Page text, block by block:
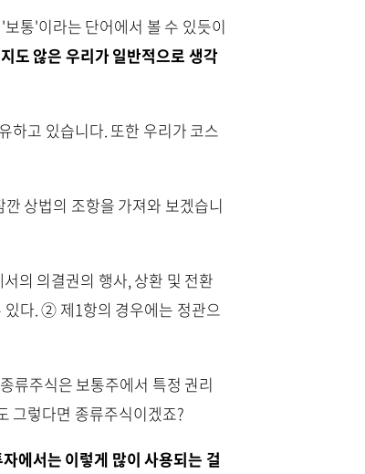
통'이라는 단어에서 볼 수 있듯이
도 않은 우리가 일반적으로 생각
하고 있습니다. 또한 우리가 코스
깐 상법의 조항을 가져와 보겠습니
의 의결권의 행사, 상환 및 전환
있다. ② 제1항의 경우에는 정관으
류주식은 보통주에서 특정 권리
그렇다면 종류주식이겠죠?
에서는 이렇게 많이 사용되는 걸